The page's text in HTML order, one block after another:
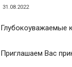
31.08.2022
Глубокоуважаемые
Приглашаем Вас